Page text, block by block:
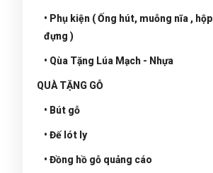
• Phụ kiện ( Ống hút, muỗng nĩa , hộp
đựng )
• Qùa Tặng Lúa Mạch - Nhựa
QUÀ TẶNG GỖ
• Bút gỗ
• Đế lót ly
• Đồng hồ gỗ quảng cáo